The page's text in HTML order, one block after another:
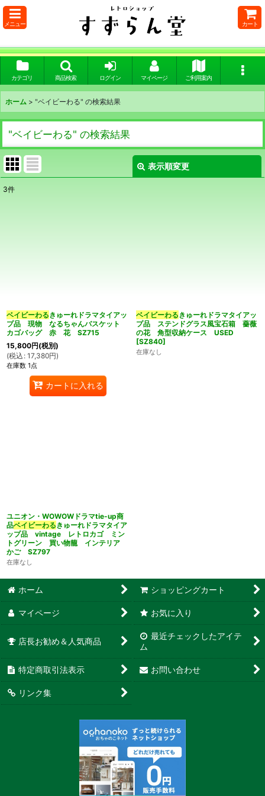
メニュー カート
カテゴリ 商品検索 ログイン マイページ ご利用案内
ホーム > "ベイビーわる" の検索結果
"ベイビーわる" の検索結果
表示順変更
カテゴリ:
:
3件
ベイビーわる きゅーれドラマタイアッ
プ品 現物 なるちゃんバスケット
カゴバッグ 赤 花 SZ715
15,800円(税別)
(税込 : 17,380円)
在庫数 1点
カートに入れる
ベイビーわる きゅーれドラマタイアッ
プ品 ステンドグラス風宝石箱 薔薇
の花 角型収納ケース USED
[SZ840]
在庫なし
ユニオン・WOWOWドラマtie-up商
品ベイビーわる きゅーれドラマタイア
ップ品 vintage レトロカゴ ミン
トグリーン 買い物籠 インテリア
かご SZ797
在庫なし
ホーム ショッピングカート
マイページ お気に入り
店長お勧め＆人気商品
最近チェックしたアイテ
ム
特定商取引法表示 お問い合わせ
リンク集